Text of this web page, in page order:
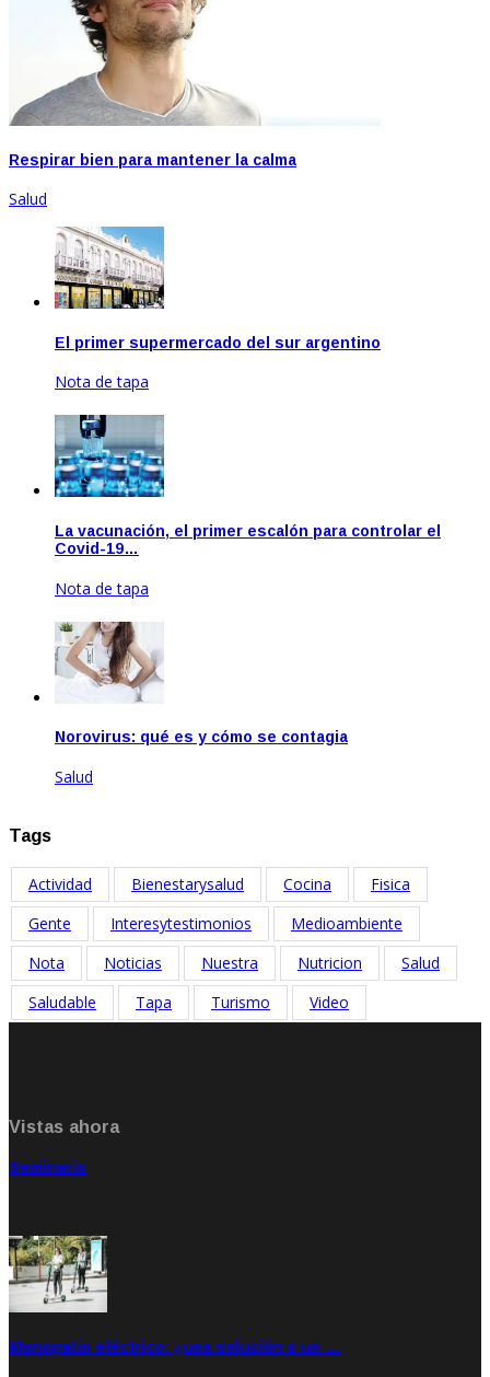
Respirar bien para mantener la calma
Salud
El primer supermercado del sur argentino
Nota de tapa
La vacunación, el primer escalón para controlar el
Covid-19…
Nota de tapa
Norovirus: qué es y cómo se contagia
Salud
Tags
Actividad Bienestarysalud Cocina
Fisica
Gente
Interesytestimonios
Medioambiente
Nota
Noticias Nuestra Nutricion
Salud
Saludable
Tapa Turismo Video
Vistas ahora
Seminario
Monopatín eléctrico: ¿una solución o un …